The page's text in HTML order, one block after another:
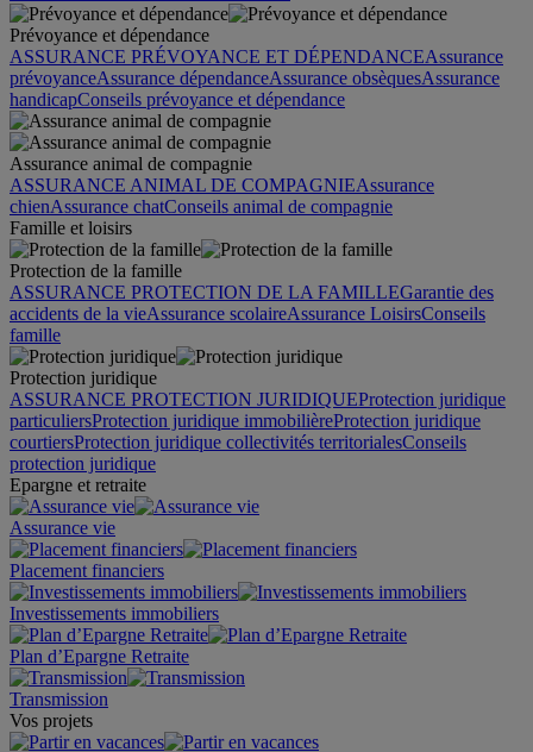
Prévoyance et dépendance
ASSURANCE PRÉVOYANCE ET DÉPENDANCEAssurance
prévoyanceAssurance dépendanceAssurance obsèquesAssurance
handicapConseils prévoyance et dépendance
Assurance animal de compagnie
ASSURANCE ANIMAL DE COMPAGNIEAssurance
chienAssurance chatConseils animal de compagnie
Famille et loisirs
Protection de la famille
ASSURANCE PROTECTION DE LA FAMILLEGarantie des
accidents de la vieAssurance scolaireAssurance LoisirsConseils
famille
Protection juridique
ASSURANCE PROTECTION JURIDIQUEProtection juridique
particuliersProtection juridique immobilièreProtection juridique
courtiersProtection juridique collectivités territorialesConseils
protection juridique
Epargne et retraite
Assurance vie
Placement financiers
Investissements immobiliers
Plan d’Epargne Retraite
Transmission
Vos projets